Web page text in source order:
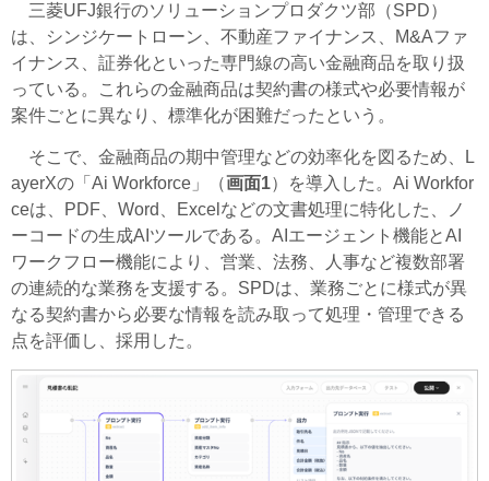
三菱UFJ銀行のソリューションプロダクツ部（SPD）
は、シンジケートローン、不動産ファイナンス、M&Aファ
イナンス、証券化といった専門線の高い金融商品を取り扱
っている。これらの金融商品は契約書の様式や必要情報が
案件ごとに異なり、標準化が困難だったという。
そこで、金融商品の期中管理などの効率化を図るため、L
ayerXの「Ai Workforce」（画面1）を導入した。Ai Workfor
ceは、PDF、Word、Excelなどの文書処理に特化した、ノ
ーコードの生成AIツールである。AIエージェント機能とAI
ワークフロー機能により、営業、法務、人事など複数部署
の連続的な業務を支援する。SPDは、業務ごとに様式が異
なる契約書から必要な情報を読み取って処理・管理できる
点を評価し、採用した。